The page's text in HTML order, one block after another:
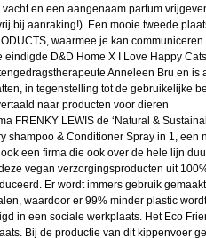
en een aangenaam parfum
bij aanraking!). Een mooie tweede
waarmee je kan
eindigde D&D Home X I Love Happy
Anneleen Bru en is
in tegenstelling tot de gebruikelijke
naar producten voor dieren
FRENKY LEWIS de ‘Natural &
shampoo & Conditioner Spray in 1, een
een firma die ook over de hele lijn
vegan verzorgingsproducten uit
Er wordt immers gebruik
waardoor er 99% minder plastic
in een sociale werkplaats. Het Eco
Bij de productie van dit kippenvoer